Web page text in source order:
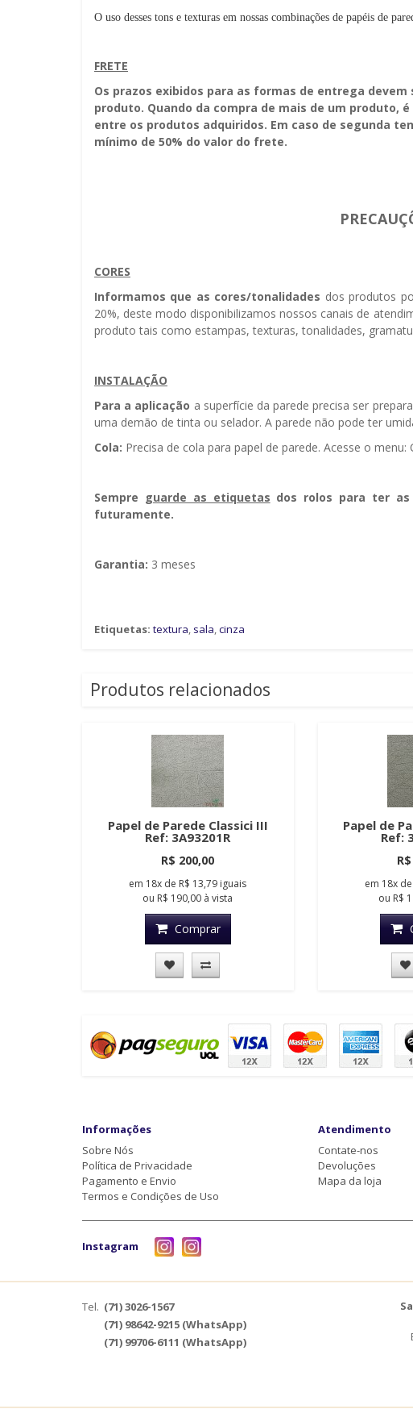
O uso desses tons e texturas em nossas combinações de papéis de
FRETE
Os prazos exibidos para as formas de entrega
produto. Quando da compra de mais de um produto,
entre os produtos adquiridos. Em caso de segunda
mínimo de 50% do valor do frete.
CORES
Informamos que as cores/tonalidades dos produtos
20%, deste modo disponibilizamos nossos canais de
produto tais como estampas, texturas, tonalidades,
INSTALAÇÃO
Para a aplicação a superfície da parede precisa ser
uma demão de tinta ou selador. A parede não pode ter
Cola: Precisa de cola para papel de parede. Acesse o
Sempre guarde as etiquetas dos rolos para ter
futuramente.
Garantia: 3 meses
Etiquetas: textura, sala,cinza
Produtos relacionados
Papel de Parede Classici III
Ref: 3A93201R
R$ 200,00
em 18x de R$ 13,79 iguais
ou R$ 190,00 à vista
Comprar
Papel de
Ref:
em 18xde
ou R$
Informações
Sobre Nós
Política de Privacidade
Pagamento e Envio
Termos e Condições de Uso
Atendimento
Contate-nos
Devoluções
Mapa da loja
Instagram
Tel. (71) 3026-1567
(71) 98642-9215 (WhatsApp)
(71) 99706-6111 (WhatsApp)